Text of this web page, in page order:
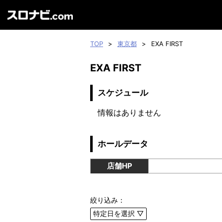
TOP > 東京都 > EXA FIRST
EXA FIRST
スケジュール
情報はありません
ホールデータ
店舗HP
絞り込み：